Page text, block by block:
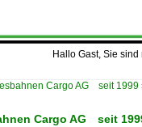
Hallo Gast, Sie
Cargo AG seit 1999
Cargo AG seit